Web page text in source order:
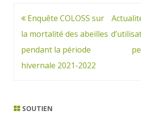
Navigation
de
l’article
Enquête COLOSS sur
la mortalité des abeilles
pendant la période
hivernale 2021-2022
SOUTIEN